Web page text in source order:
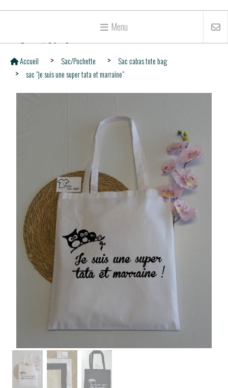
Menu
Accueil Sac/Pochette
Sac cabas tote bag
sac "je suis une super tata et marraine"